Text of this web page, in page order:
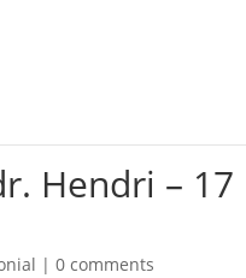
Hendri –
|0 comments